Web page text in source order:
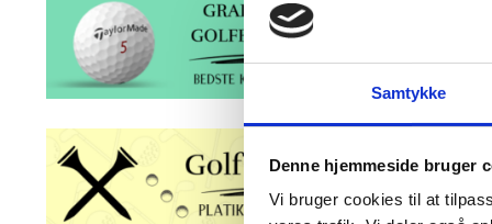
Samtykke
Denne hjemmeside bruger
Vi bruger cookies til at
TITLEIST PRO V1